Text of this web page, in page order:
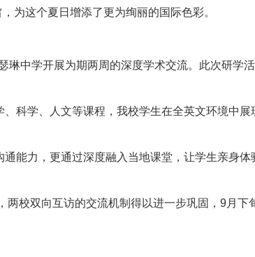
为这个夏日增添了更为绚丽的国际色彩。
琳中学开展为期两周的深度学术交流。此次研学
科学、人文等课程，我校学生在全英文环境中
能力，更通过深度融入当地课堂，让学生亲身
两校双向互访的交流机制得以进一步巩固， 9月下